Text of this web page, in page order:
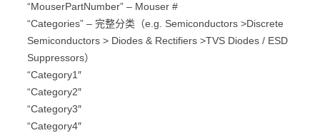
“MouserPartNumber” – Mouser #
“Categories” – 完整分类（e.g. Semiconductors >Discrete
Semiconductors > Diodes & Rectifiers >TVS Diodes / ESD
Suppressors）
“Category1″
“Category2″
“Category3″
“Category4″